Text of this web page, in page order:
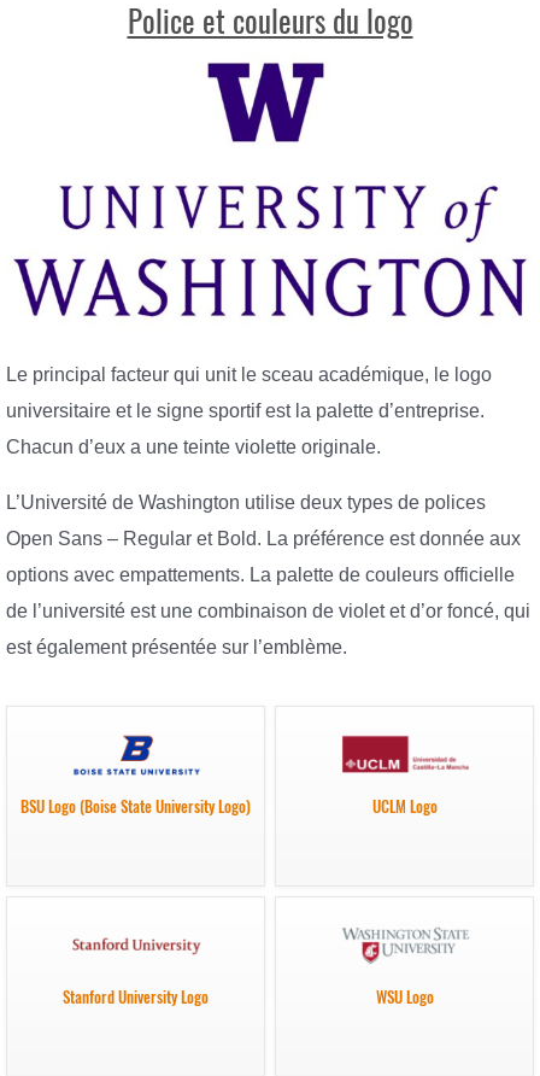
Police et couleurs du logo
Le principal facteur qui unit le sceau académique, le logo
universitaire et le signe sportif est la palette d’entreprise.
Chacun d’eux a une teinte violette originale.
L’Université de Washington utilise deux types de polices
Open Sans – Regular et Bold. La préférence est donnée aux
options avec empattements. La palette de couleurs officielle
de l’université est une combinaison de violet et d’or foncé, qui
est également présentée sur l’emblème.
BSU Logo (Boise State University Logo) UCLM Logo
Stanford University Logo WSU Logo